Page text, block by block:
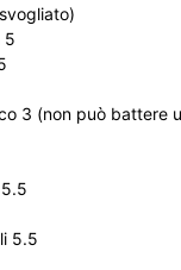
5
3 (non può battere
5.5